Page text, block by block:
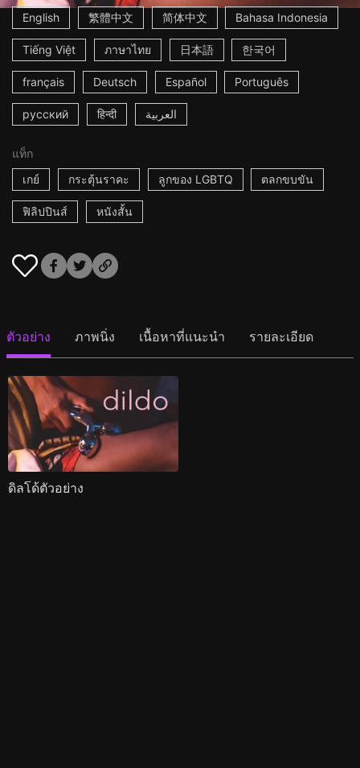
English
繁體中文 简体中文 Bahasa Indonesia
Tiếng Việt ภาษาไทย 日本語 한국어
français Deutsch Español Português
русский हिन्दी العربية
แท็ก
เกย์
กระตุ้นราคะ ลูกของ LGBTQ ตลกขบขัน
ฟิลิปปินส์ หนังสั้น
ตัวอย่าง ภาพนิ่ง เนื้อหาที่แนะนำ รายละเอียด
ดิลโด้ตัวอย่าง